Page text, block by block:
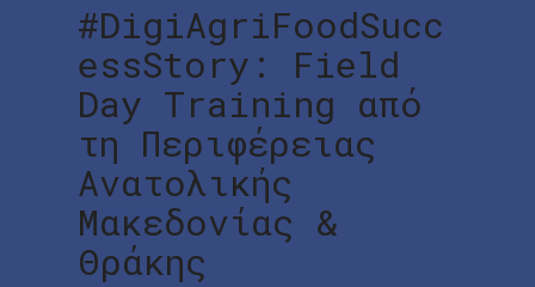
#DigiAgriFoodSucc
essStory: Field
Day Training από
τη Περιφέρειας
Ανατολικής
Μακεδονίας &
Θράκης